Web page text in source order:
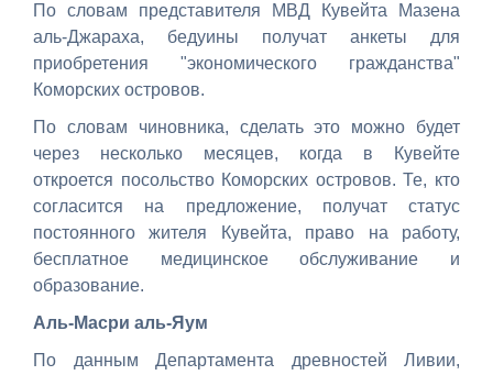
По словам представителя МВД Кувейта Мазена
аль-Джараха, бедуины получат анкеты для
приобретения "экономического гражданства"
Коморских островов.
По словам чиновника, сделать это можно будет
через несколько месяцев, когда в Кувейте
откроется посольство Коморских островов. Те, кто
согласится на предложение, получат статус
постоянного жителя Кувейта, право на работу,
бесплатное медицинское обслуживание и
образование.
Аль-Масри аль-Яум
По данным Департамента древностей Ливии,